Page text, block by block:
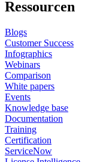
Ressourcen
Blogs
Customer Success
Infographics
Webinars
Comparison
White papers
Events
Knowledge base
Documentation
Training
Certification
ServiceNow